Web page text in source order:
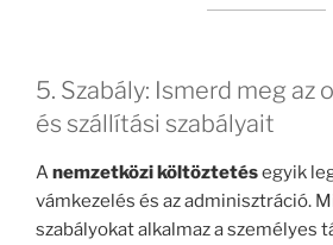
5. Szabály: Ismerd meg az
és szállítási szabályait
Anemzetközi költöztetésegyik
vámkezelés és az adminisztráció.
szabályokat alkalmaz a személyes